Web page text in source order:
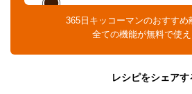
365日キッコーマンのおすすめ
全ての機能が無料で使え
レシピをシェアす